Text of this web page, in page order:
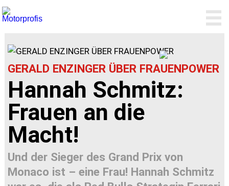
GERALD ENZINGER ÜBER FRAUENPOWER
Hannah Schmitz:
Frauen an die
Macht!
Und der Sieger des Grand Prix von
Monaco ist – eine Frau! Hannah Schmitz